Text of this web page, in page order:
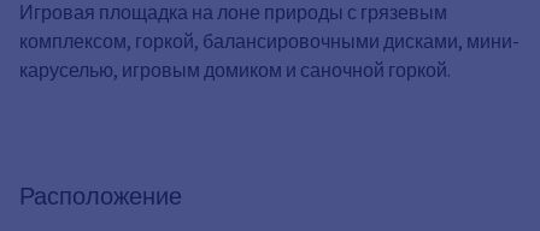
Игровая площадка на лоне природы с грязевым
комплексом, горкой, балансировочными дисками, мини-
каруселью, игровым домиком и саночной горкой.
Расположение